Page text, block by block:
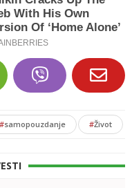
#samopouzdanje #Život